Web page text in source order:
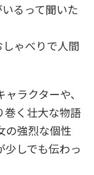
るって聞いた
しゃべりで人間
ラクターや、
巻く壮大な物語
の強烈な個性
少しでも伝わっ